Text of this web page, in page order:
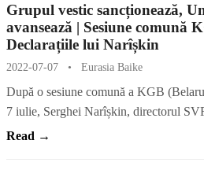
Grupul vestic sancționează,
avansează | Sesiune comună
Declarațiile lui Narîșkin
2022-07-07 • Eurasia Baike
După o sesiune comună a KGB
7 iulie, Serghei Narîșkin, directorul
Read →